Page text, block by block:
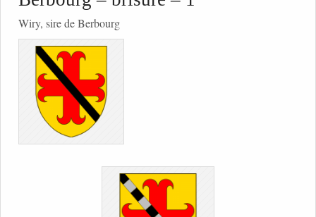
Wiry, sire de Berbourg